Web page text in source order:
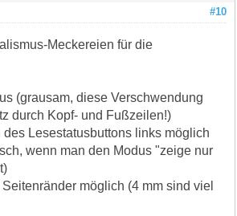
#10
Meckereien für die
(grausam, diese Verschwendung
durch Kopf- und Fußzeilen!)
Lesestatusbuttons links möglich
wenn man den Modus "zeige nur
möglich (4 mm sind viel